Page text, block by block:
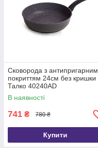
Сковорода з антипригарним
покриттям 24см без кришки
Талко 40240АD
В наявності
741 ₴ 780 ₴
Купити